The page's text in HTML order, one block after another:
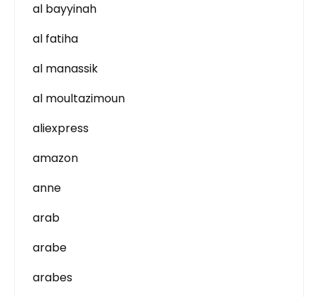
al bayyinah
al fatiha
al manassik
al moultazimoun
aliexpress
amazon
anne
arab
arabe
arabes